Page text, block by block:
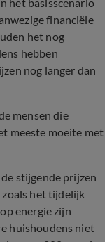
financiële
het nog
hebben
nog langer dan
mensen die
meeste moeite met
stijgende prijzen
zoals het tijdelijk
energie zijn
huishoudens niet